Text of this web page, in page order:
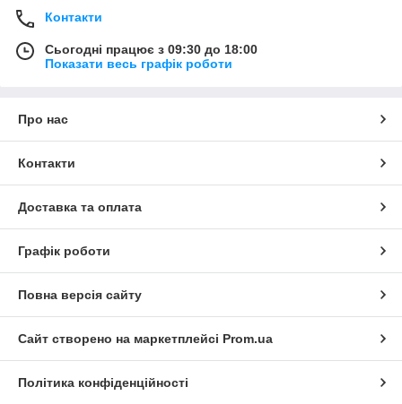
Контакти
Сьогодні працює з 09:30 до 18:00
Показати весь графік роботи
Про нас
Контакти
Доставка та оплата
Графік роботи
Повна версія сайту
Сайт створено на маркетплейсі Prom.ua
Політика конфіденційності